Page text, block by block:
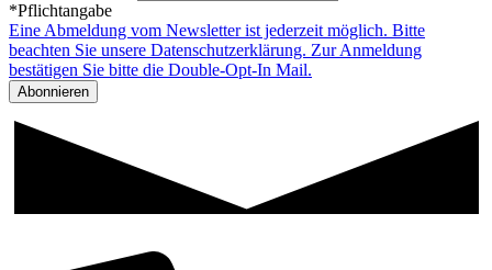
*Pflichtangabe
Eine Abmeldung vom Newsletter ist jederzeit möglich. Bitte
beachten Sie unsere Datenschutzerklärung. Zur Anmeldung
bestätigen Sie bitte die Double-Opt-In Mail.